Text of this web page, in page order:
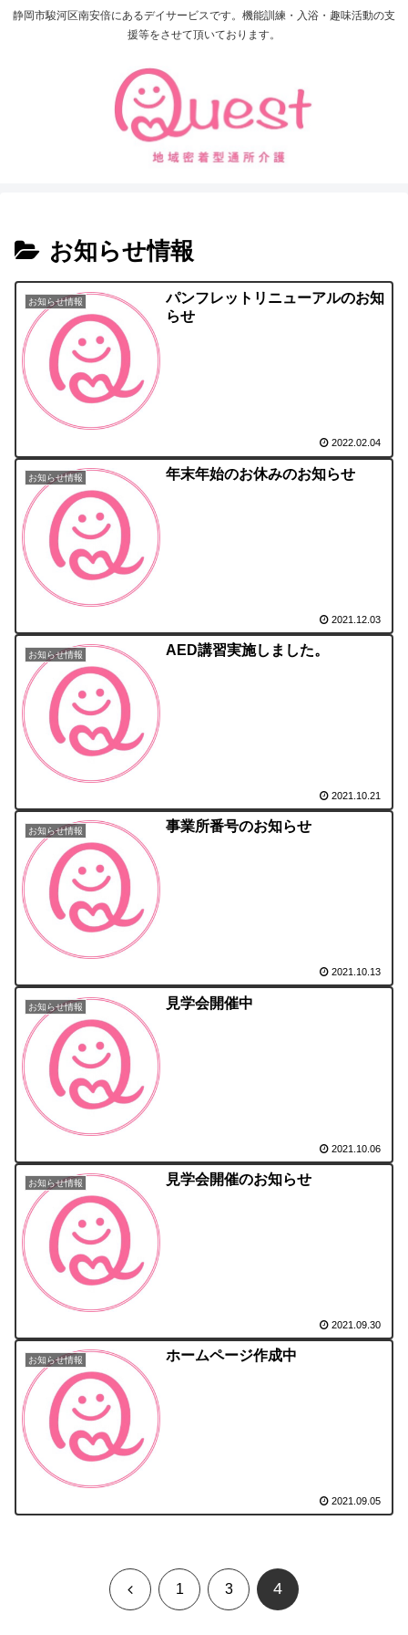
静岡市駿河区南安倍にあるデイサービスです。機能訓練・入浴・趣味活動の支
援等をさせて頂いております。
お知らせ情報
お知らせ情報
パンフレットリニューアルのお知
らせ
2022.02.04
お知らせ情報 年末年始のお休みのお知らせ
2021.12.03
お知らせ情報 AED講習実施しました。
2021.10.21
お知らせ情報 事業所番号のお知らせ
2021.10.13
お知らせ情報 見学会開催中
2021.10.06
お知らせ情報 見学会開催のお知らせ
2021.09.30
お知らせ情報 ホームページ作成中
2021.09.05
前 1 3 4